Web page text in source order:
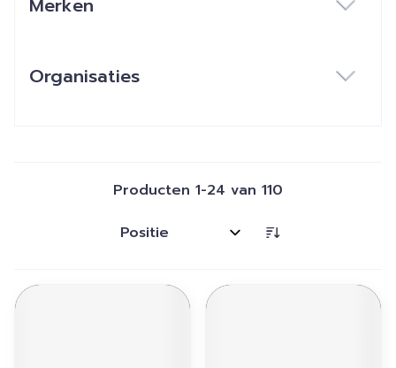
Merken
Organisaties
Producten 1-24 van 110
Sorteer op: